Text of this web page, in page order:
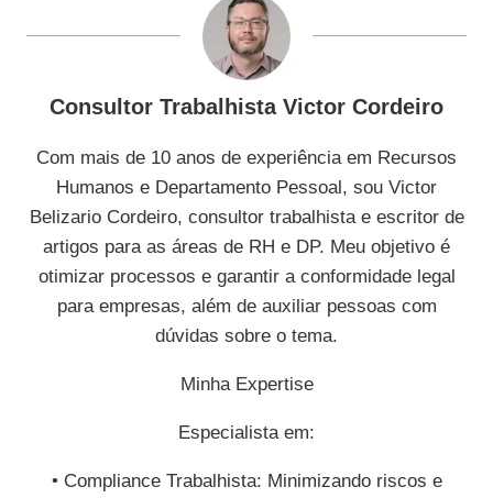
Consultor Trabalhista Victor Cordeiro
Com mais de 10 anos de experiência em Recursos
Humanos e Departamento Pessoal, sou Victor
Belizario Cordeiro, consultor trabalhista e escritor de
artigos para as áreas de RH e DP. Meu objetivo é
otimizar processos e garantir a conformidade legal
para empresas, além de auxiliar pessoas com
dúvidas sobre o tema.
Minha Expertise
Especialista em:
• Compliance Trabalhista: Minimizando riscos e